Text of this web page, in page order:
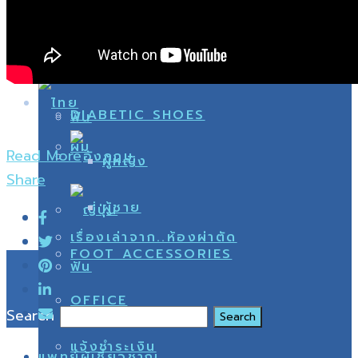
แจ้งชำระเงิน
Search
ฟัน
เรื่องเล่าจาก..ห้องผ่าตัด
ผม
ฟัน
DIABETIC SHOES
ผู้หญิง
ผู้ชาย
FOOT ACCESSORIES
OFFICE
แจ้งชำระเงิน
Read More
Share